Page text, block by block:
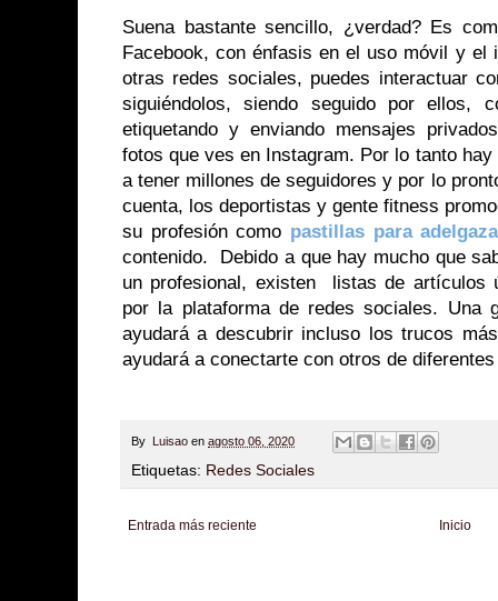
Suena bastante sencillo, ¿verdad? Es
Facebook, con énfasis en el uso móvil y el
otras redes sociales, puedes interactuar
siguiéndolos, siendo seguido por ellos,
etiquetando y enviando mensajes
fotos que ves en Instagram. Por lo tanto
a tener millones de seguidores y por lo
cuenta, los deportistas y gente fitness
su profesión como pastillas para
contenido. Debido a que hay mucho que
un profesional, existen listas de artículos
por la plataforma de redes sociales. Una
ayudará a descubrir incluso los trucos
ayudará a conectarte con otros de
By Luisao en agosto 06, 2020
Etiquetas: Redes Sociales
Entrada más reciente Inicio